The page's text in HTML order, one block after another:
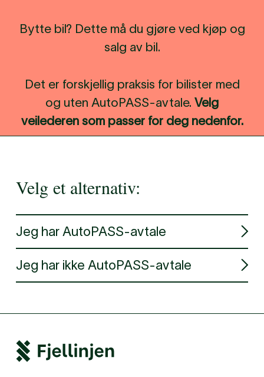
Bytte bil? Dette må du gjøre ved kjøp og
salg av bil.
Det er forskjellig praksis for bilister med
og uten AutoPASS-avtale. Velg
veilederen som passer for deg nedenfor.
Velg et alternativ:
Jeg har AutoPASS-avtale
Jeg har ikke AutoPASS-avtale